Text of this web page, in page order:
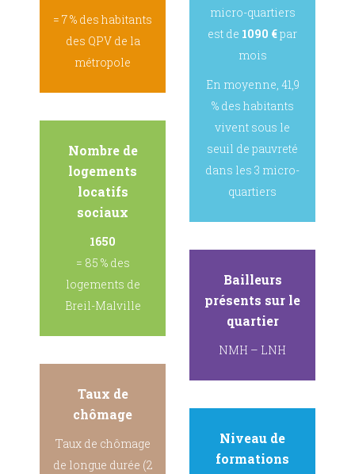
= 7 % des habitants
des QPV de la
métropole
Nombre de
logements
locatifs
sociaux
1650
= 85 % des
logements de
Breil-Malville
Taux de
chômage
Taux de chômage
de longue durée (2
micro-quartiers
est de 1090 €par
mois
En moyenne, 41,9
% des habitants
vivent sous le
seuil de pauvreté
dans les 3 micro-
quartiers
Bailleurs
présents sur le
quartier
NMH – LNH
Niveau de
formations